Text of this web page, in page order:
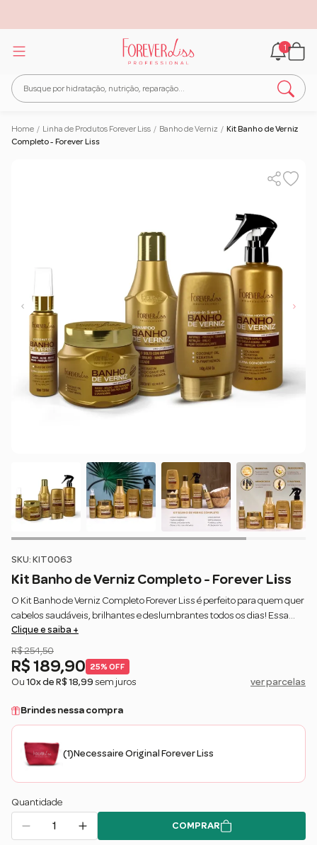
1
Home / Linha de Produtos Forever Liss / Banho de Verniz / Kit Banho de Verniz
Completo - Forever Liss
SKU: KIT0063
Kit Banho de Verniz Completo - Forever Liss
O Kit Banho de Verniz Completo Forever Liss é perfeito para quem quer
cabelos saudáveis, brilhantes e deslumbrantes todos os dias! Essa
linha é sucesso entre nossas clientes, foi desenvolvida para hidratar
profundamente, recuperar a vitalidade dos fios e proporcionar aquele
efeito de salão em casa.
Clique e saiba +
R$ 254,50
R$ 189,90 25% OFF
Ou 10x de R$ 18,99 sem juros ver parcelas
Brindes nessa compra
(1) Necessaire Original Forever Liss
Quantidade
COMPRAR